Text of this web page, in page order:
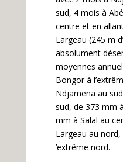
sud, 4 mois à
centre et en
Largeau (245 m
absolument
moyennes
Bongor à
Ndjamena au
sud, de 373 mm
mm à Salal au
Largeau au
’extrême nord.